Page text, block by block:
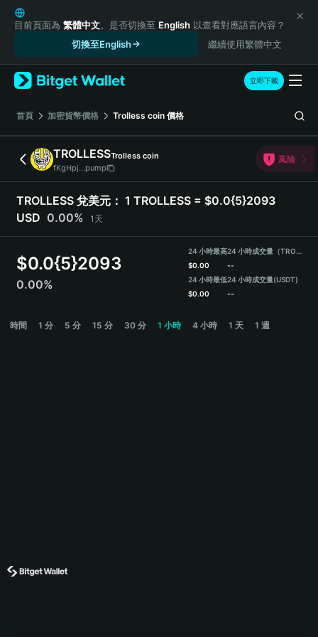
English
日本語
Русский
Español (Latinoamérica)
Türkçe
Italiano
Deutsch
简体中文
繁體中文
Português (Portugal)
Bahasa Indonesia
Español
目前頁面為 繁體中文。是否切換至 English 以查看對應語言內容？
切換至English
繼續使用繁體中文
立即下載
首頁 加密貨幣價格 Trolless coin 價格
TROLLESSTrolless coin
fKgHpj...pump
風險
TROLLESS 兌美元： 1 TROLLESS = $0.0{5}2093
USD 0.00% 1天
$0.0{5}2093
0.00%
24 小時最高
$0.00
24 小時最低
$0.00
24 小時成交量（TROLLESS）
--
24 小時成交量(USDT)
--
時間 1 分 5 分 15 分 30 分 1 小時 4 小時 1 天 1 週